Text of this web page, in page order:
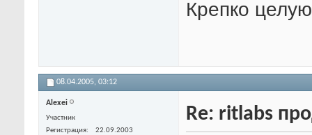
Крепко
08.04.2005, 03:12
Alexei
Участник
Регистрация
22.09.2003
Re: ritlabs